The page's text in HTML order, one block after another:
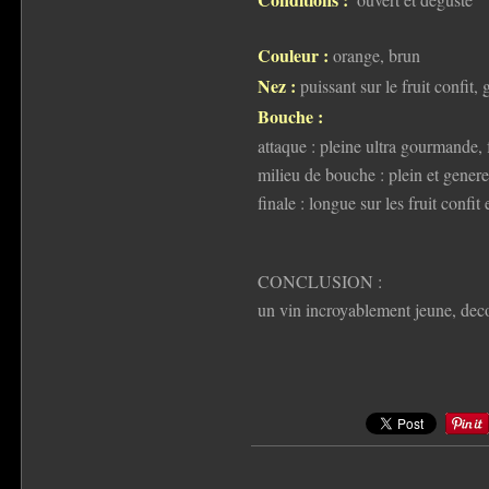
Couleur : orange, brun
Nez : puissant sur le fruit confit,
Bouche :
attaque : pleine ultra
milieu de bouche : plein et
finale : longue sur les fruit confit
CONCLUSION :
un vin incroyablement jeune,